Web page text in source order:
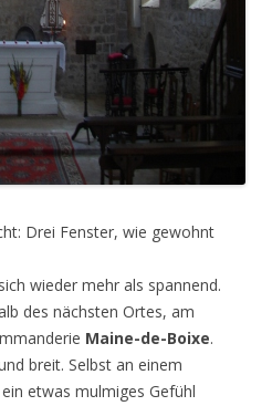
Drei Fenster, wie gewohnt
wieder mehr als spannend.
des nächsten Ortes, am
Maine-de-Boixe.
breit. Selbst an einem
etwas mulmiges Gefühl